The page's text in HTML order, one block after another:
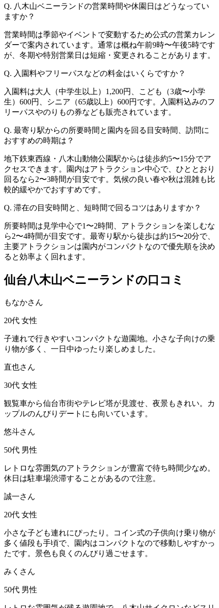
Q. 八木山ベニーランドの営業時間や休園日はどうなってい
ますか？
営業時間は季節やイベントで変動するため公式の営業カレン
ダーで案内されています。通常は概ね午前9時〜午後5時です
が、冬期や特別営業日は短縮・変更されることがあります。
Q. 入園料やフリーパスなどの料金はいくらですか？
入園料は大人（中学生以上）1,200円、こども（3歳〜小学
生）600円、シニア（65歳以上）600円です。入園料込みのフ
リーパスやのりもの券なども販売されています。
Q. 最寄り駅からの所要時間と園内を回る目安時間、訪問に
おすすめの時期は？
地下鉄東西線・八木山動物公園駅からは徒歩約5〜15分でア
クセスできます。園内はアトラクション中心で、ひととおり
回るなら2〜3時間が目安です。気候の良い春や秋は混雑も比
較的緩やかでおすすめです。
Q. 滞在の目安時間と、短時間で回るコツはありますか？
所要時間は見学中心で1〜2時間、アトラクションを楽しむな
ら2〜4時間が目安です。最寄り駅から徒歩は約15〜20分で、
主要アトラクションは園内がコンパクトなので優先順を決め
ると効率よく回れます。
仙台八木山ベニーランドの口コミ
もなかさん
20代 女性
子連れで行きやすいコンパクトな遊園地。小さな子向けの乗
り物が多く、一日中ゆったり楽しめました。
直也さん
30代 女性
観覧車から仙台市街やテレビ塔が見渡せ、夜景もきれい。カ
ップルのんびりデートにも向いています。
悠斗さん
50代 男性
レトロな雰囲気のアトラクションが豊富で待ち時間少なめ。
休日は駐車場渋滞することがあるので注意。
誠一さん
20代 女性
小さな子ども連れにぴったり。コイン式の子供向け乗り物が
多く値段も手頃で、園内はコンパクトなので移動しやすかっ
たです。景色も良くのんびり過ごせます。
みくさん
50代 男性